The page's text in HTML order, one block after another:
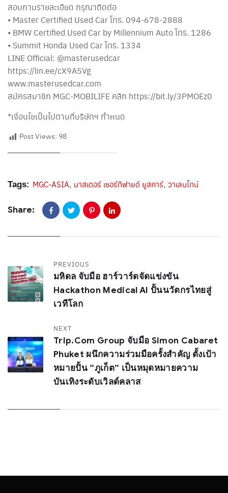
สอบถามรายละเอียด กรุณาติดต่อ
• Master Certified Used Car โทร. 094-678-2888
• BMW Certified Used Car by Millennium Auto โทร. 1286
• Summit Honda Used Car โทร. 1334
LINE Official: @masterusedcar
https://lin.ee/cX9A5Vg
www.masterusedcar.com
สมัครสมาชิก MGC-MOBILIFE คลิก https://bit.ly/3PMOEz0
*เงื่อนไขเป็นไปตามที่บริษัทฯ กำหนด​
Post Views: 98
Tags: MGC-ASIA, มาสเตอร์ เซอร์ทิฟายด์ ยูสคาร์, วาเลนไทน์
Share:
PREVIOUS
มหิดล จับมือ ฮาร์วาร์ดจัดแข่งขัน
Hackathon Medical AI ปั้นนวัตกรไทยสู่
เวทีโลก
NEXT
Trip.com Group จับมือ Simon Cabaret
Phuket ผนึกความร่วมมือครั้งสำคัญ ตั้งเป้า
หมายปั้น “ภูเก็ต” เป็นหมุดหมายความ
บันเทิงระดับเวิลด์คลาส